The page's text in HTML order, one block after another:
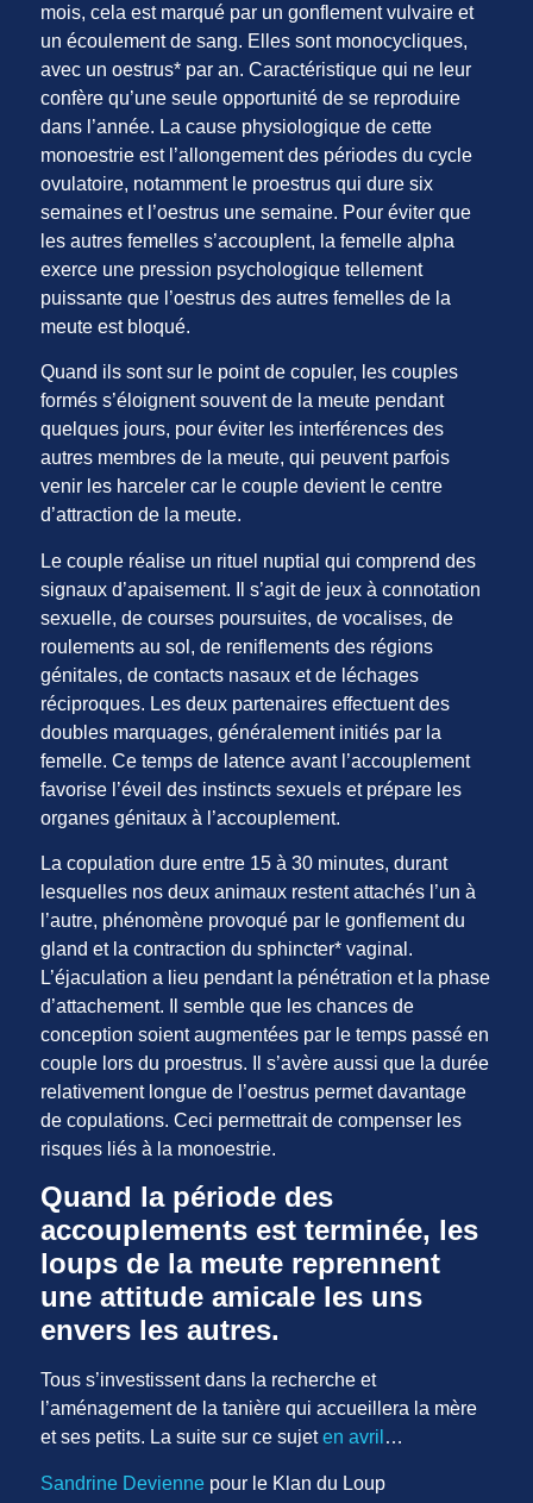
mois, cela est marqué par un gonflement vulvaire et
un écoulement de sang. Elles sont monocycliques,
avec un oestrus* par an. Caractéristique qui ne leur
confère qu’une seule opportunité de se reproduire
dans l’année. La cause physiologique de cette
monoestrie est l’allongement des périodes du cycle
ovulatoire, notamment le proestrus qui dure six
semaines et l’oestrus une semaine. Pour éviter que
les autres femelles s’accouplent, la femelle alpha
exerce une pression psychologique tellement
puissante que l’oestrus des autres femelles de la
meute est bloqué.
Quand ils sont sur le point de copuler, les couples
formés s’éloignent souvent de la meute pendant
quelques jours, pour éviter les interférences des
autres membres de la meute, qui peuvent parfois
venir les harceler car le couple devient le centre
d’attraction de la meute.
Le couple réalise un rituel nuptial qui comprend des
signaux d’apaisement. Il s’agit de jeux à connotation
sexuelle, de courses poursuites, de vocalises, de
roulements au sol, de reniflements des régions
génitales, de contacts nasaux et de léchages
réciproques. Les deux partenaires effectuent des
doubles marquages, généralement initiés par la
femelle. Ce temps de latence avant l’accouplement
favorise l’éveil des instincts sexuels et prépare les
organes génitaux à l’accouplement.
La copulation dure entre 15 à 30 minutes, durant
lesquelles nos deux animaux restent attachés l’un à
l’autre, phénomène provoqué par le gonflement du
gland et la contraction du sphincter* vaginal.
L’éjaculation a lieu pendant la pénétration et la phase
d’attachement. Il semble que les chances de
conception soient augmentées par le temps passé en
couple lors du proestrus. Il s’avère aussi que la durée
relativement longue de l’oestrus permet davantage
de copulations. Ceci permettrait de compenser les
risques liés à la monoestrie.
Quand la période des
accouplements est terminée, les
loups de la meute reprennent
une attitude amicale les uns
envers les autres.
Tous s’investissent dans la recherche et
l’aménagement de la tanière qui accueillera la mère
et ses petits. La suite sur ce sujeten avril …
Sandrine Devienne pour le Klan du Loup